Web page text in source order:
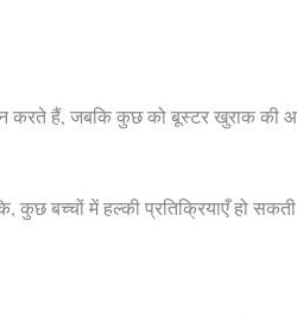
करते हैं, जबकि कुछ को बूस्टर खुराक की
कुछ बच्चों में हल्की प्रतिक्रियाएँ हो